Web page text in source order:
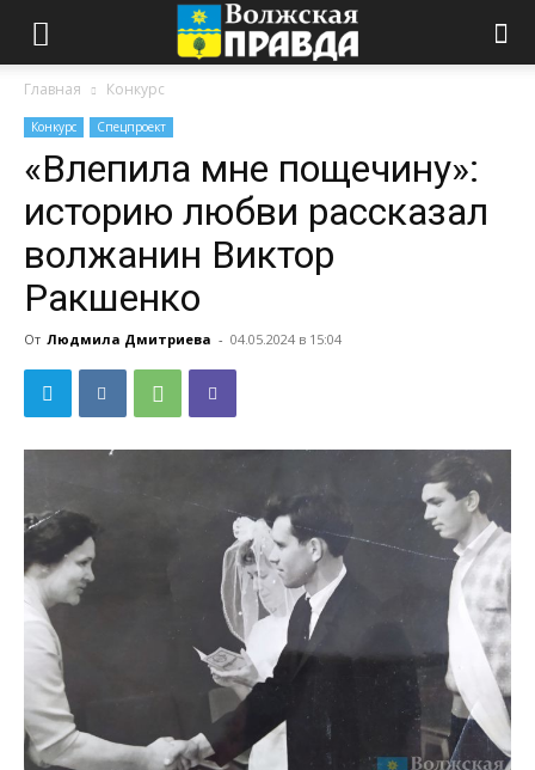
Главная Конкурс
Конкурс Спецпроект
«Влепила мне пощечину»:
историю любви рассказал
волжанин Виктор
Ракшенко
От Людмила Дмитриева - 04.05.2024 в 15:04